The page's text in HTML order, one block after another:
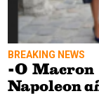
BREAKING NEWS
-O Macron
Napoleon